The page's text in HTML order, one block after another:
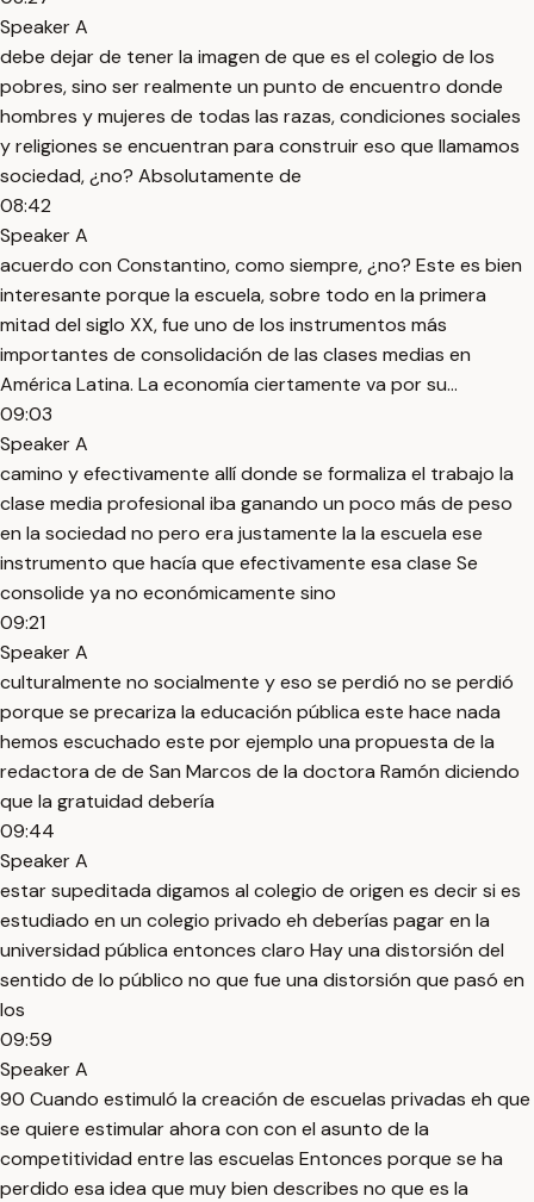
Speaker A
debe dejar de tener la imagen de que es el colegio de los
pobres, sino ser realmente un punto de encuentro donde
hombres y mujeres de todas las razas, condiciones sociales
y religiones se encuentran para construir eso que llamamos
sociedad, ¿no? Absolutamente de
08:42
Speaker A
acuerdo con Constantino, como siempre, ¿no? Este es bien
interesante porque la escuela, sobre todo en la primera
mitad del siglo XX, fue uno de los instrumentos más
importantes de consolidación de las clases medias en
América Latina. La economía ciertamente va por su...
09:03
Speaker A
camino y efectivamente allí donde se formaliza el trabajo la
clase media profesional iba ganando un poco más de peso
en la sociedad no pero era justamente la la escuela ese
instrumento que hacía que efectivamente esa clase Se
consolide ya no económicamente sino
09:21
Speaker A
culturalmente no socialmente y eso se perdió no se perdió
porque se precariza la educación pública este hace nada
hemos escuchado este por ejemplo una propuesta de la
redactora de de San Marcos de la doctora Ramón diciendo
que la gratuidad debería
09:44
Speaker A
estar supeditada digamos al colegio de origen es decir si es
estudiado en un colegio privado eh deberías pagar en la
universidad pública entonces claro Hay una distorsión del
sentido de lo público no que fue una distorsión que pasó en
los
09:59
Speaker A
90 Cuando estimuló la creación de escuelas privadas eh que
se quiere estimular ahora con con el asunto de la
competitividad entre las escuelas Entonces porque se ha
perdido esa idea que muy bien describes no que es la